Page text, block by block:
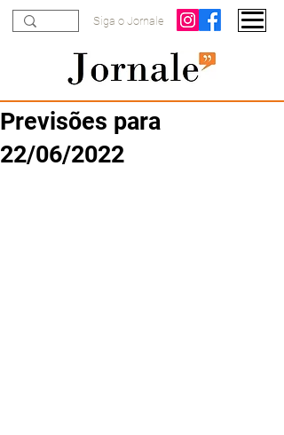
Siga o Jornale
Previsões para
22/06/2022